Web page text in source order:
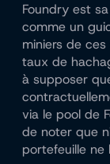
Foundry est
comme un
miniers de
taux de
à supposer
via le pool de
de noter que
portefeuille ne